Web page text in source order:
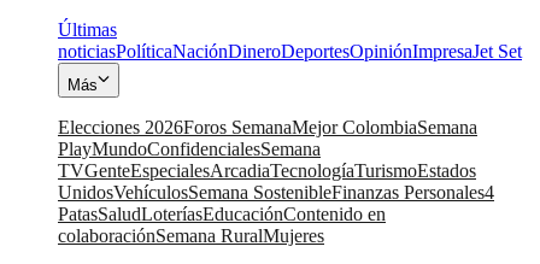
Últimas
noticiasPolíticaNaciónDineroDeportesOpiniónImpresaJet Set
Más
Elecciones 2026Foros SemanaMejor ColombiaSemana
PlayMundoConfidencialesSemana
TVGenteEspecialesArcadiaTecnologíaTurismoEstados
UnidosVehículosSemana SostenibleFinanzas Personales4
PatasSaludLoteríasEducaciónContenido en
colaboraciónSemana RuralMujeres